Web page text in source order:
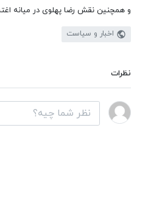
و همچنین نقش رضا پهلوی در میانه
اخبار و سیاست
نظرات